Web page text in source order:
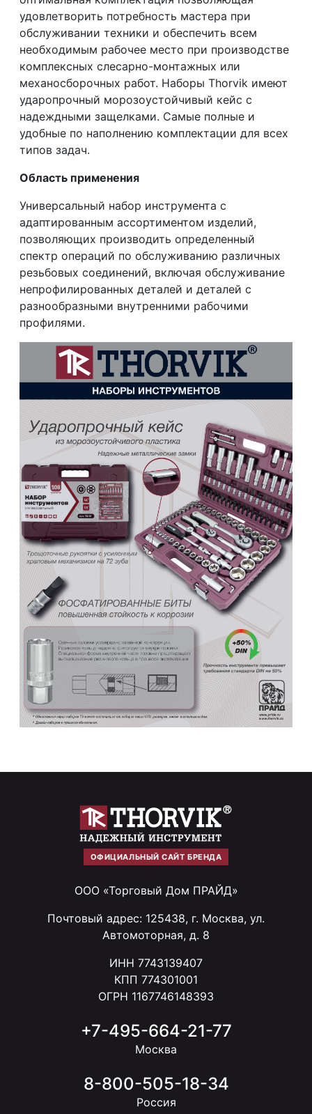
удовлетворить потребность мастера при
обслуживании техники и обеспечить всем
необходимым рабочее место при производстве
комплексных слесарно-монтажных или
механосборочных работ. Наборы Thorvik имеют
ударопрочный морозоустойчивый кейс с
надеждными защелками. Самые полные и
удобные по наполнению комплектации для всех
типов задач.
Область применения
Универсальный набор инструмента с
адаптированным ассортиментом изделий,
позволяющих производить определенный
спектр операций по обслуживанию различных
резьбовых соединений, включая обслуживание
непрофилированных деталей и деталей с
разнообразными внутренними рабочими
профилями.
ОФИЦИАЛЬНЫЙ САЙТ БРЕНДА
ООО «Торговый Дом ПРАЙД»
Почтовый адрес: 125438, г. Москва, ул.
Автомоторная, д. 8
ИНН 7743139407
КПП 774301001
ОГРН 1167746148393
+7-495-664-21-77
Москва
8-800-505-18-34
Россия